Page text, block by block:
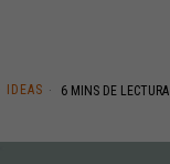
IDEAS 6 MINS DE LECTURA